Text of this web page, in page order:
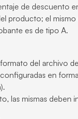
de descuento
producto; el
es de tipo A.
del archivo
en
las mismas deben